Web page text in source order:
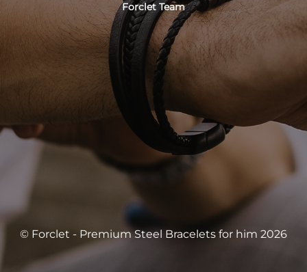
Forclet Team
© Forclet - Premium Steel Bracelets for him 2026